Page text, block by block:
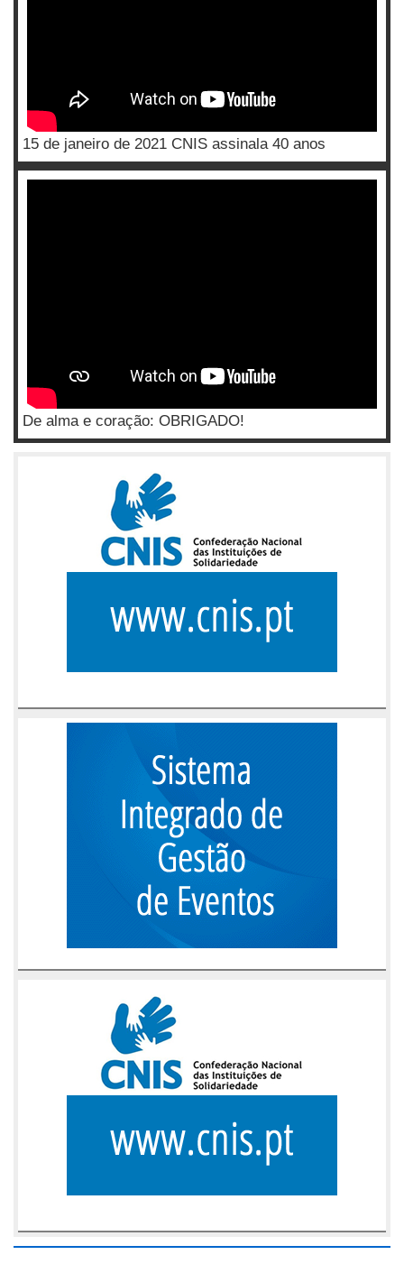
15 de janeiro de 2021 CNIS assinala 40 anos
De alma e coração: OBRIGADO!